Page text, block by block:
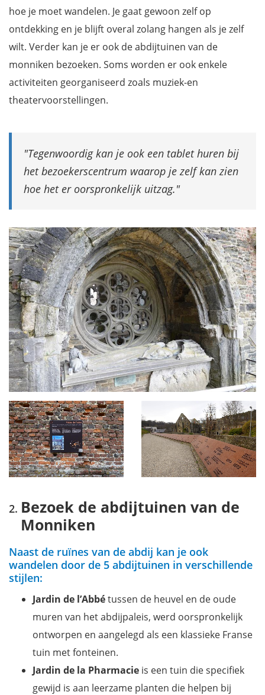
hoe je moet wandelen. Je gaat gewoon zelf op
ontdekking en je blijft overal zolang hangen als je zelf
wilt. Verder kan je er ook de abdijtuinen van de
monniken bezoeken. Soms worden er ook enkele
activiteiten georganiseerd zoals muziek-en
theatervoorstellingen.
Tegenwoordig kan je ook een tablet huren bij
het bezoekerscentrum waarop je zelf kan zien
hoe het er oorspronkelijk uitzag.
Bezoek de abdijtuinen van de
Monniken
Naast de ruïnes van de abdij kan je ook
wandelen door de 5 abdijtuinen in verschillende
stijlen:
Jardin de l’Abbétussen de heuvel en de oude
muren van het abdijpaleis, werd oorspronkelijk
ontworpen en aangelegd als een klassieke Franse
tuin met fonteinen.
Jardin de la Pharmacie is een tuin die specifiek
gewijd is aan leerzame planten die helpen bij